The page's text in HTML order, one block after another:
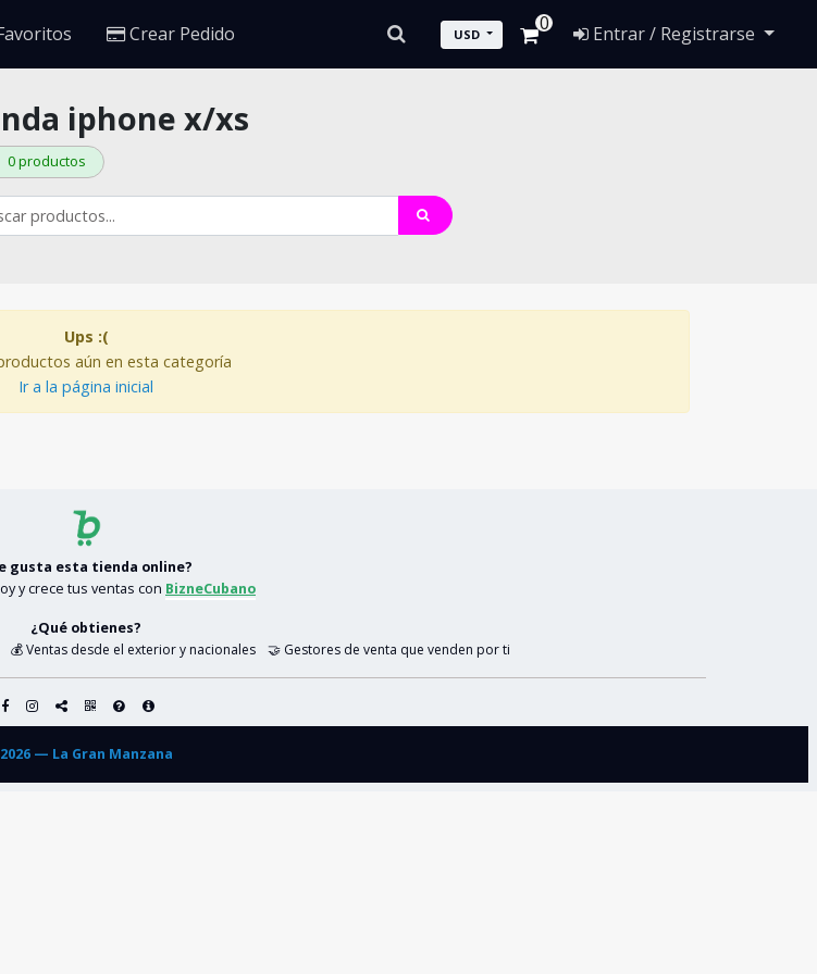
Crear Pedido USD 0 Entrar / Registrarse
iphone x/xs
0 productos
Ups :(
aún en esta categoría
Ir a la página inicial
gusta esta tienda online?
y crece tus ventas con BizneCubano
¿Qué obtienes?
💰 Ventas desde el exterior y nacionales 🤝 Gestores de venta que venden por ti
2026 — La Gran Manzana